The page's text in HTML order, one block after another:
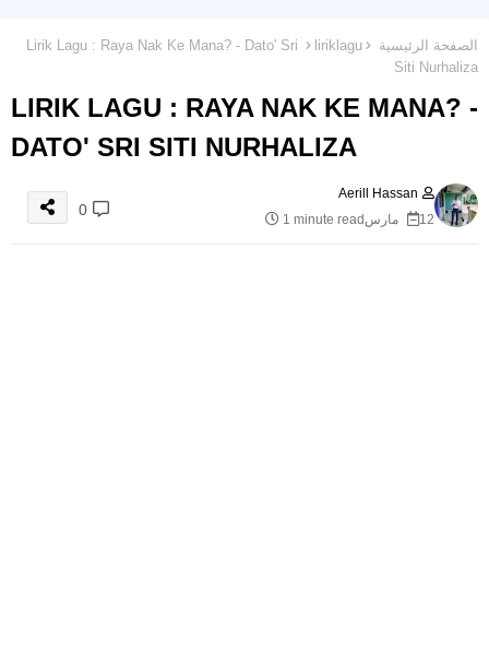
الصفحة الرئيسية liriklagu
Lirik Lagu : Raya Nak Ke Mana? - Dato' Sri
Siti Nurhaliza
LIRIK LAGU : RAYA NAK KE MANA? -
DATO' SRI SITI NURHALIZA
Aerill Hassan
12 مارس
1 minute read
0